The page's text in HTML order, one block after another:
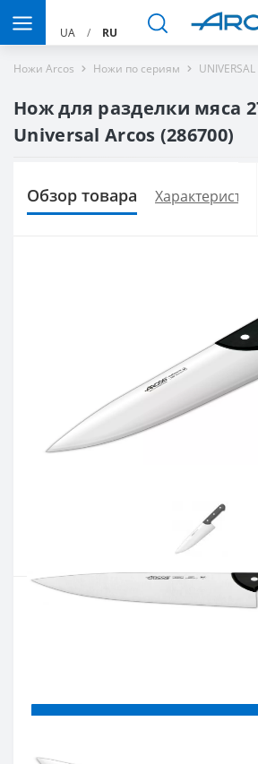
UA / RU
Ножи Arcos Ножи по сериям UNIVERSAL
Нож для разделки мяса
Universal Arcos (286700)
Обзор товара Характеристики
286700